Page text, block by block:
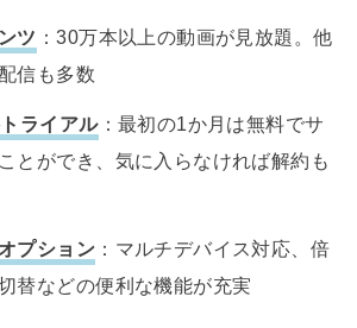
ツ ：30万本以上の動画が見放題。他
信も多数
ライアル：最初の1か月は無料でサ
とができ、気に入らなければ解約も
プション ：マルチデバイス対応、倍
替などの便利な機能が充実